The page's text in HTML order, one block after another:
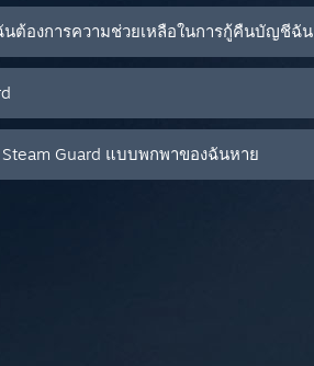
ต้องการความช่วยเหลือในการกู้คืนบัญชีฉัน
Guard แบบพกพาของฉันหาย